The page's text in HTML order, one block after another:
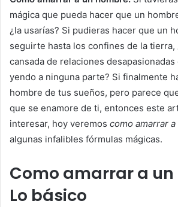
mágica que pueda hacer que un
¿la usarías? Si pudieras hacer que un
seguirte hasta los confines de la tierra,
cansada de relaciones
yendo a ninguna parte? Si finalmente
hombre de tus sueños, pero parece
que se enamore de ti, entonces este
interesar, hoy veremos como amarrar
algunas infalibles fórmulas mágicas.
Como amarrar a
Lo básico